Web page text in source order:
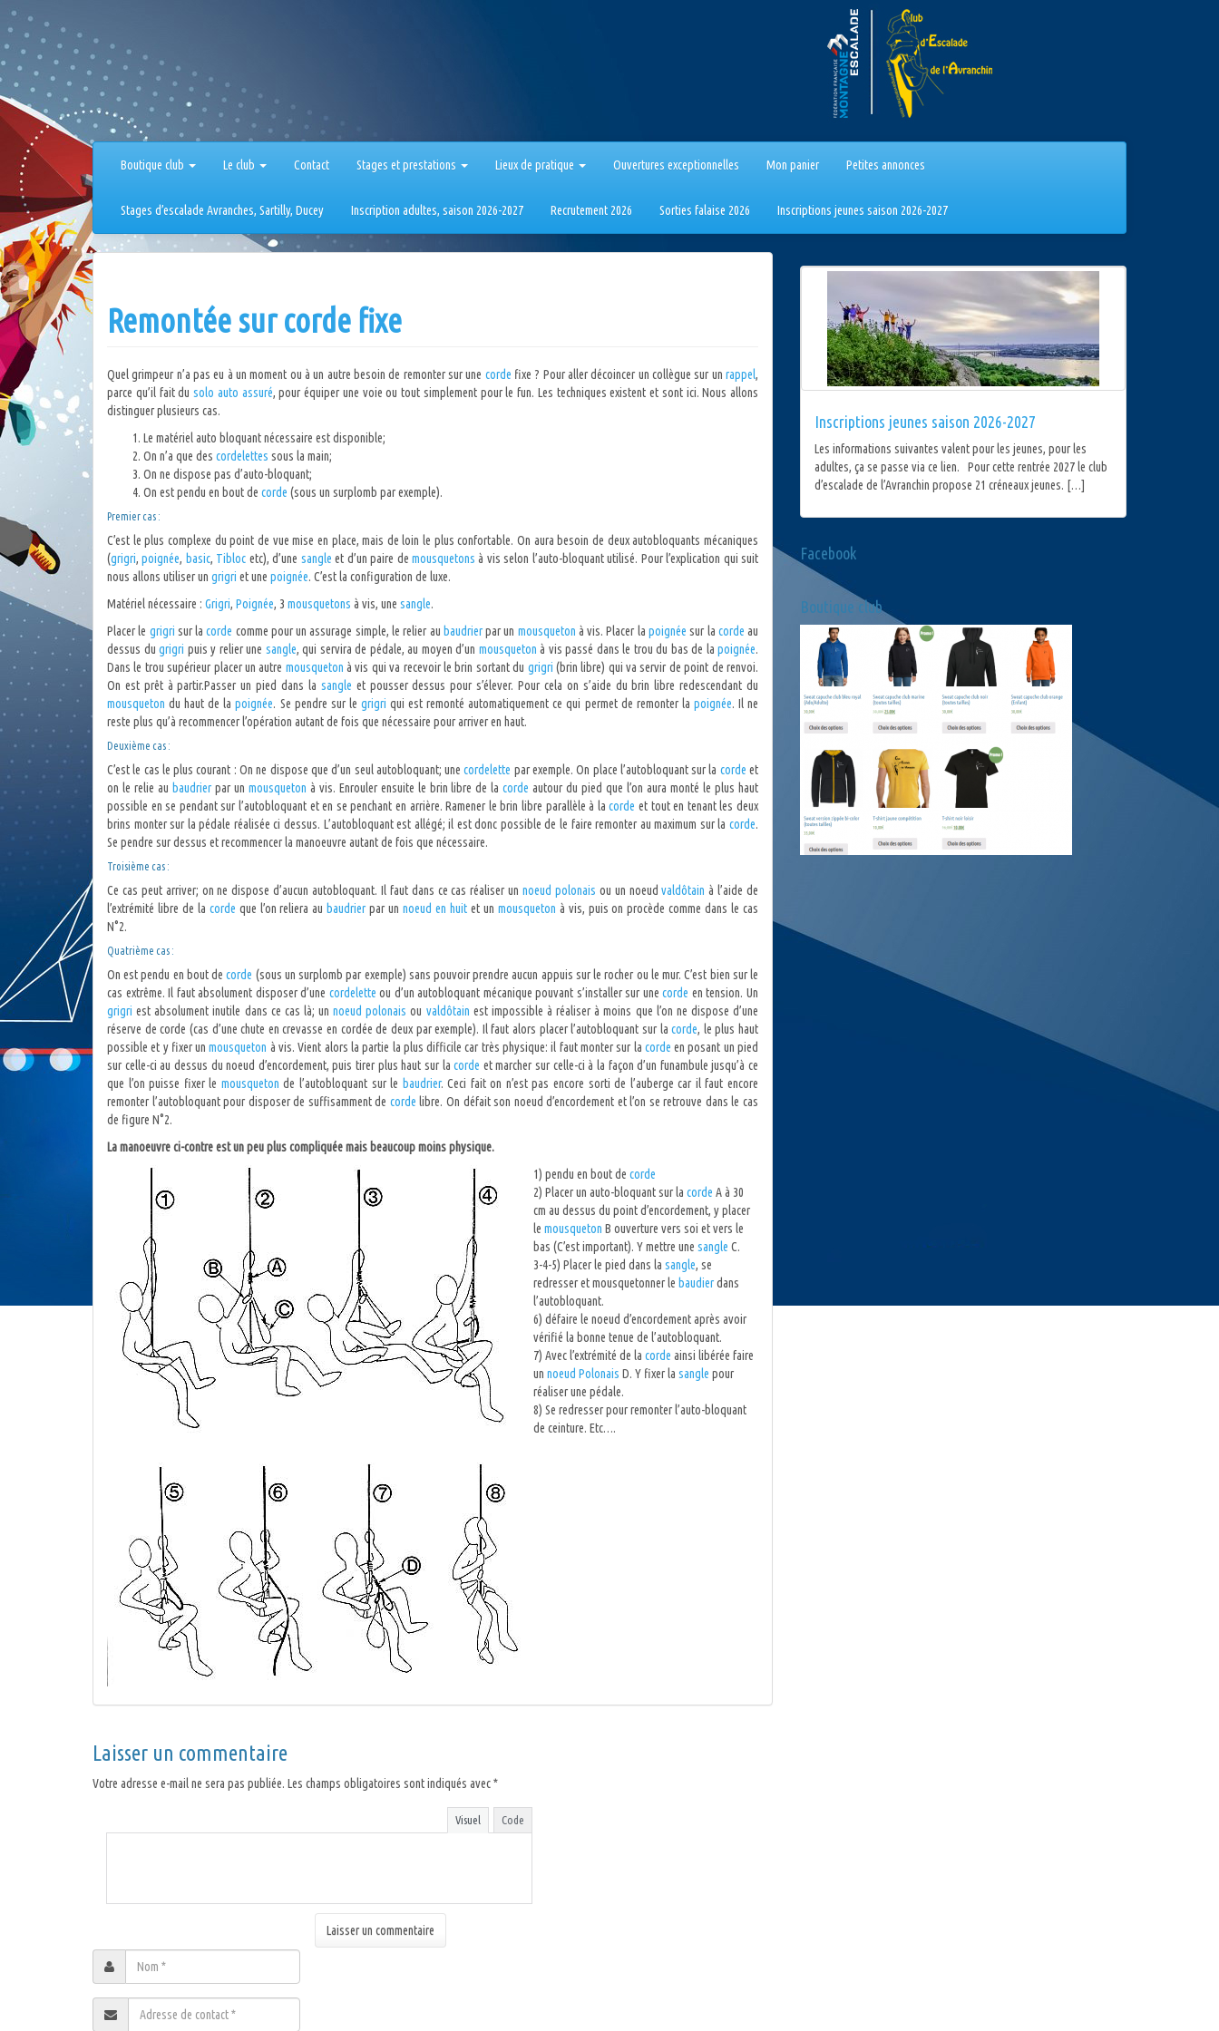
Aller
au
contenu
Boutique club Le club Contact Stages et prestations Lieux de pratique Ouvertures exceptionnelles Mon panier Petites annonces
Stages d’escalade Avranches, Sartilly, Ducey Inscription adultes, saison 2026-2027 Recrutement 2026 Sorties falaise 2026 Inscriptions jeunes saison 2026-2027
Remontée sur corde fixe
Quel grimpeur n’a pas eu à un moment ou à un autre besoin de remonter sur une corde fixe ? Pour aller décoincer un collègue sur unrappel,
parce qu’il fait du solo auto assuré, pour équiper une voie ou tout simplement pour le fun. Les techniques existent et sont ici. Nous allons
distinguer plusieurs cas.
Le matériel auto bloquant nécessaire est disponible;
On n’a que des cordelettes sous la main;
On ne dispose pas d’auto-bloquant;
On est pendu en bout de corde (sous un surplomb par exemple).
Premier cas :
C’est le plus complexe du point de vue mise en place, mais de loin le plus confortable. On aura besoin de deux autobloquants mécaniques
(grigri,poignée, basic, Tibloc etc), d’une sangleet d’un paire de mousquetonsà vis selon l’auto-bloquant utilisé. Pour l’explication qui suit
nous allons utiliser un grigri et une poignée. C’est la configuration de luxe.
Matériel nécessaire : Grigri, Poignée, 3 mousquetons à vis, une sangle.
Placer le grigri sur lacorde comme pour un assurage simple, le relier au baudrierpar un mousqueton à vis. Placer la poignéesur la cordeau
dessus du grigri puis y relier une sangle, qui servira de pédale, au moyen d’un mousqueton à vis passé dans le trou du bas de la poignée.
Dans le trou supérieur placer un autre mousquetonà vis qui va recevoir le brin sortant du grigri (brin libre) qui va servir de point de renvoi.
On est prêt à partir.Passer un pied dans la sangle et pousser dessus pour s’élever. Pour cela on s’aide du brin libre redescendant du
mousquetondu haut de lapoignée. Se pendre sur le grigri qui est remonté automatiquement ce qui permet de remonter la poignée. Il ne
reste plus qu’à recommencer l’opération autant de fois que nécessaire pour arriver en haut.
Deuxième cas :
C’est le cas le plus courant : On ne dispose que d’un seul autobloquant; unecordelette par exemple. On place l’autobloquant sur la cordeet
on le relie au baudrierpar un mousqueton à vis. Enrouler ensuite le brin libre de lacordeautour du pied que l’on aura monté le plus haut
possible en se pendant sur l’autobloquant et en se penchant en arrière. Ramener le brin libre parallèle à lacordeet tout en tenant les deux
brins monter sur la pédale réalisée ci dessus. L’autobloquant est allégé; il est donc possible de le faire remonter au maximum sur la corde.
Se pendre sur dessus et recommencer la manoeuvre autant de fois que nécessaire.
Troisième cas :
Ce cas peut arriver; on ne dispose d’aucun autobloquant. Il faut dans ce cas réaliser un noeud polonais ou un noeudvaldôtain à l’aide de
l’extrémité libre de la corde que l’on reliera au baudrierpar unnoeud en huit et un mousqueton à vis, puis on procède comme dans le cas
N°2.
Quatrième cas :
On est pendu en bout decorde (sous un surplomb par exemple) sans pouvoir prendre aucun appuis sur le rocher ou le mur. C’est bien sur le
cas extrême. Il faut absolument disposer d’une cordeletteou d’un autobloquant mécanique pouvant s’installer sur unecorde en tension. Un
grigriest absolument inutile dans ce cas là; unnoeud polonais ou valdôtain est impossible à réaliser à moins que l’on ne dispose d’une
réserve de corde (cas d’une chute en crevasse en cordée de deux par exemple). Il faut alors placer l’autobloquant sur lacorde, le plus haut
possible et y fixer unmousqueton à vis. Vient alors la partie la plus difficile car très physique: il faut monter sur la cordeen posant un pied
sur celle-ci au dessus du noeud d’encordement, puis tirer plus haut sur lacorde et marcher sur celle-ci à la façon d’un funambule jusqu’à ce
que l’on puisse fixer le mousqueton de l’autobloquant sur le baudrier. Ceci fait on n’est pas encore sorti de l’auberge car il faut encore
remonter l’autobloquant pour disposer de suffisamment de corde libre. On défait son noeud d’encordement et l’on se retrouve dans le cas
de figure N°2.
La manoeuvre ci-contre est un peu plus compliquée mais beaucoup moins physique.
1) pendu en bout de corde
2) Placer un auto-bloquant sur la corde A à 30
cm au dessus du point d’encordement, y placer
le mousqueton B ouverture vers soi et vers le
bas (C’est important). Y mettre une sangle C.
3-4-5) Placer le pied dans la sangle, se
redresser et mousquetonner le baudierdans
l’autobloquant.
6) défaire le noeud d’encordement après avoir
vérifié la bonne tenue de l’autobloquant.
7) Avec l’extrémité de la corde ainsi libérée faire
un noeud Polonais D. Y fixer la sangle pour
réaliser une pédale.
8) Se redresser pour remonter l’auto-bloquant
de ceinture. Etc….
Laisser un commentaire
Votre adresse e-mail ne sera pas publiée. Les champs obligatoires sont indiqués avec*
Visuel Code
Inscriptions jeunes saison 2026-2027
Les informations suivantes valent pour les jeunes, pour les
adultes, ça se passe via ce lien. Pour cette rentrée 2027 le club
d’escalade de l’Avranchin propose 21 créneaux jeunes. […]
Facebook
Boutique club